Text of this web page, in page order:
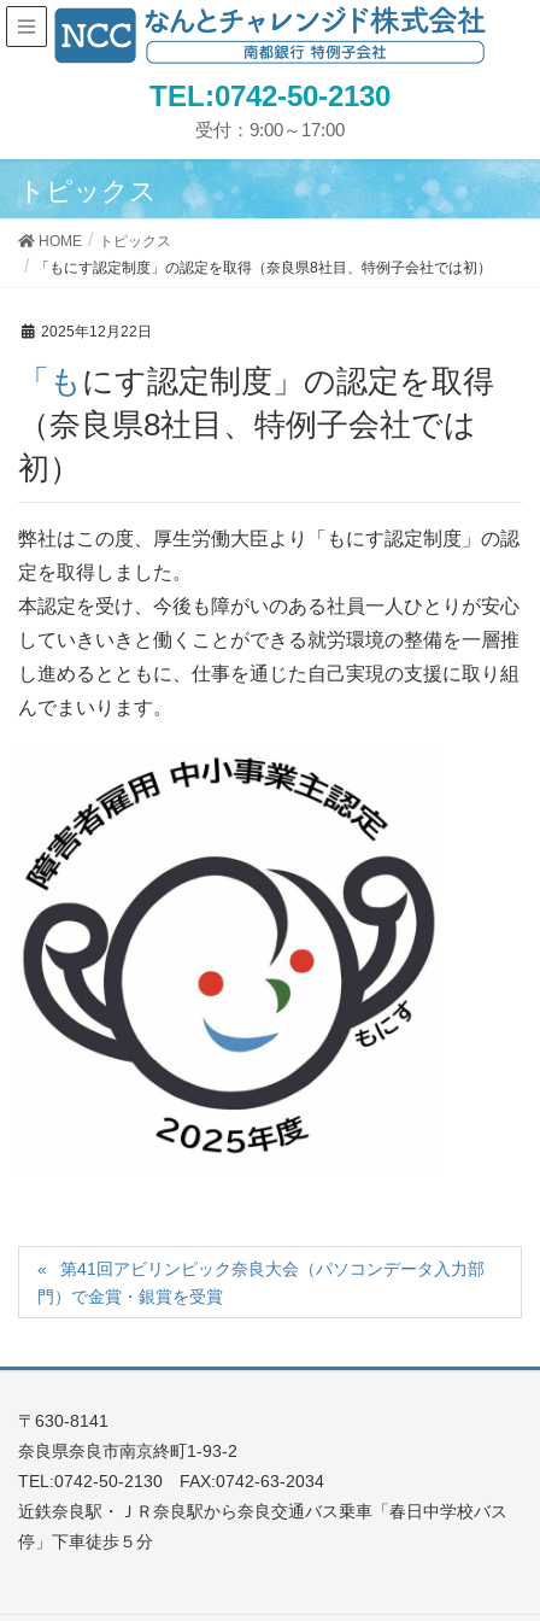
TEL:0742-50-2130
受付：9:00～17:00
トピックス
HOME
トピックス
「もにす認定制度」の認定を取得（奈良県8社目、特例子会社では初）
2025年12月22日
「もにす認定制度」の認定を取得
（奈良県8社目、特例子会社では
初）
弊社はこの度、厚生労働大臣より「もにす認定制度」の認
定を取得しました。
本認定を受け、今後も障がいのある社員一人ひとりが安心
していきいきと働くことができる就労環境の整備を一層推
し進めるとともに、仕事を通じた自己実現の支援に取り組
んでまいります。
第41回アビリンピック奈良大会（パソコンデータ入力部
門）で金賞・銀賞を受賞
〒630-8141
奈良県奈良市南京終町1-93-2
TEL:0742-50-2130 FAX:0742-63-2034
近鉄奈良駅・ＪＲ奈良駅から奈良交通バス乗車「春日中学校バス
停」下車徒歩５分